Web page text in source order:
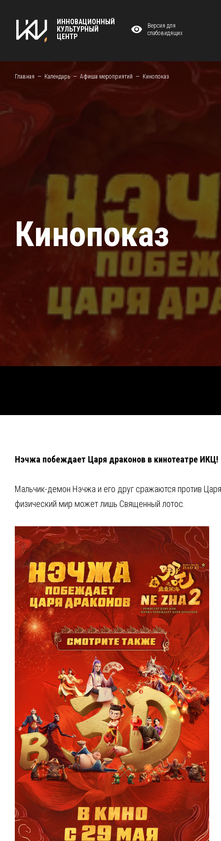
ИННОВАЦИОННЫЙ
КУЛЬТУРНЫЙ
ЦЕНТР
Версия для
слабовидящих
Главная Календарь Афиша мероприятий Кинопоказ
Кинопоказ
Нэчжа побеждает Царя драконов в кинотеатре ИКЦ!
Мальчик-демон Нэчжа и его друг сражаются против
физический мир может лишь Священный лотос.